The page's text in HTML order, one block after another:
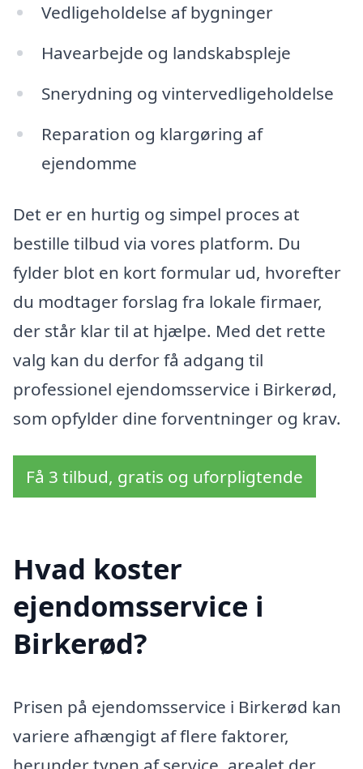
Vedligeholdelse af bygninger
Havearbejde og landskabspleje
Snerydning og vintervedligeholdelse
Reparation og klargøring af
ejendomme
Det er en hurtig og simpel proces at
bestille tilbud via vores platform. Du
fylder blot en kort formular ud, hvorefter
du modtager forslag fra lokale firmaer,
der står klar til at hjælpe. Med det rette
valg kan du derfor få adgang til
professionel ejendomsservice i Birkerød,
som opfylder dine forventninger og krav.
Få 3 tilbud, gratis og uforpligtende
Hvad koster
ejendomsservice i
Birkerød?
Prisen på ejendomsservice i Birkerød kan
variere afhængigt af flere faktorer,